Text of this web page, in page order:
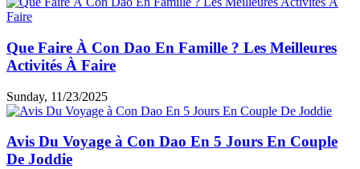
Que Faire À Con Dao En Famille ? Les Meilleures
Activités À Faire
Sunday, 11/23/2025
Avis Du Voyage à Con Dao En 5 Jours En Couple
De Joddie